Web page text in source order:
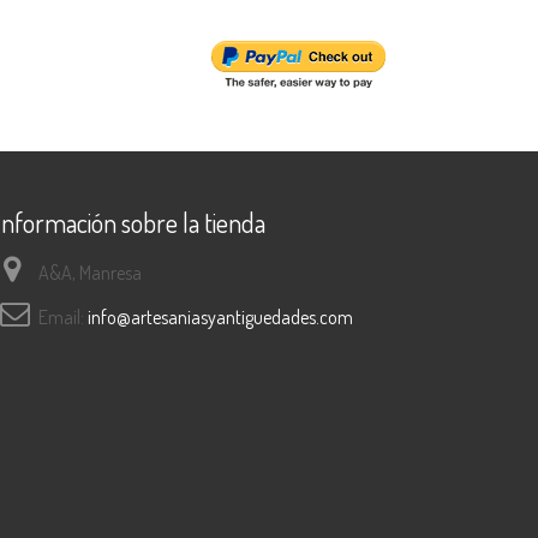
sobre la tienda
A&A, Manresa
Email: info@artesaniasyantiguedades.com